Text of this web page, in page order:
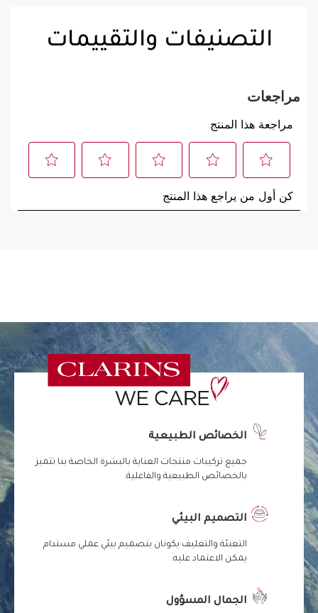
التصنيفات والتقييمات
الخصائص الطبيعية
جميع تركيبات منتجات العناية بالبشرة الخاصة بنا تتميز
بالخصائص الطبيعية والفاعلية.
التصميم البيئي
التعبئة والتغليف يكونان بتصميم بيئي عملي مستدام
يمكن الاعتماد عليه.
الجمال المسؤول